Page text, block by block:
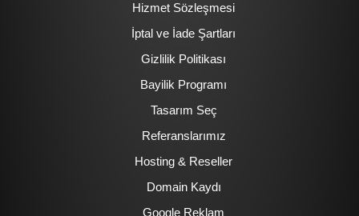
Hizmet Sözleşmesi
İptal ve İade Şartları
Gizlilik Politikası
Bayilik Programı
Tasarım Seç
Referanslarımız
Hosting & Reseller
Domain Kaydı
Google Reklam